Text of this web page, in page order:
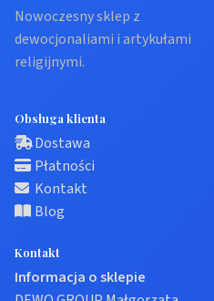
Nowoczesny sklep z
dewocjonaliami i artykułami
religijnymi.
Obsługa klienta
Dostawa
Płatności
Kontakt
Blog
Kontakt
Informacja o sklepie